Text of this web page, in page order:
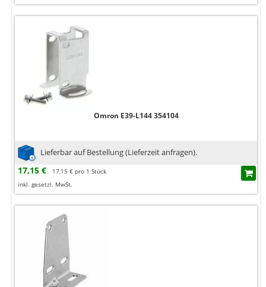
Omron E39-L144 354104
Lieferbar auf Bestellung (Lieferzeit anfragen).
17,15 €
17,15 € pro 1 Stück
inkl. gesetzl. MwSt.